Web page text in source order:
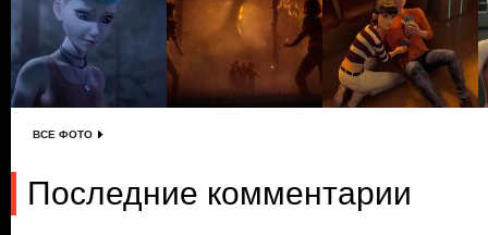
ВСЕ ФОТО
Последние комментарии